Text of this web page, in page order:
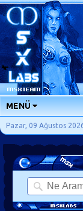
MENÜ
ANA SAYFA
FORUMLAR
SORU-CEVAP
GÜNLÜKLER
SON
Pazar, 09 Ağustos